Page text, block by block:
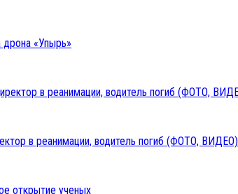
дрона «Упырь»
в реанимации, водитель погиб (ФОТО, ВИДЕО)